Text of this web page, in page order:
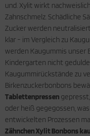
und. Xylit wirkt
Zahnschmelz. Schädliche
Zucker werden
klar - im Vergleich zu
werden Kaugummis unser
Kindergarten nicht
Kaugummirückstände zu
Birkenzuckerbonbons
Tablettenpressen
oder heiß gegegossen,
entwickelten Prozessen
Zähnchen Xylit Bonbons